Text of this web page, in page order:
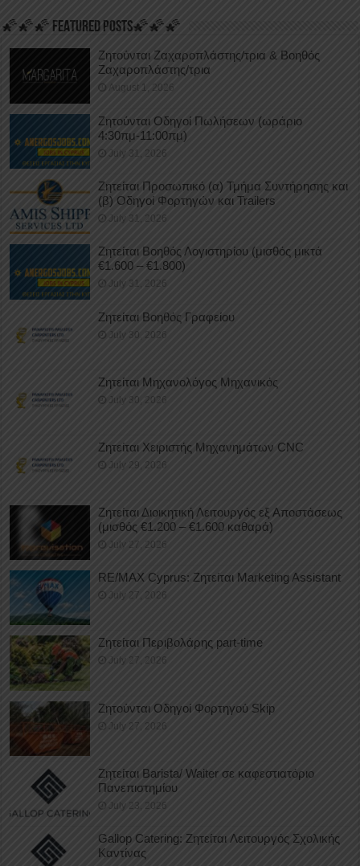
🌠🌠🌠 FEATURED POSTS🌠🌠🌠
Ζητούνται Ζαχαροπλάστης/τρια & Βοηθός
Ζαχαροπλάστης/τρια
August 1, 2026
Ζητούνται Οδηγοί Πωλήσεων (ωράριο
4:30πμ-11:00πμ)
July 31, 2026
Ζητείται Προσωπικό (α) Τμήμα Συντήρησης και
(β) Οδηγοί Φορτηγών και Trailers
July 31, 2026
Ζητείται Βοηθός Λογιστηρίου (μισθός μικτά
€1.600 – €1.800)
July 31, 2026
Ζητείται Βοηθός Γραφείου
July 30, 2026
Ζητείται Μηχανολόγος Μηχανικός
July 30, 2026
Ζητείται Χειριστής Μηχανημάτων CNC
July 29, 2026
Ζητείται Διοικητική Λειτουργός εξ Αποστάσεως
(μισθός €1.200 – €1.600 καθαρά)
July 27, 2026
RE/MAX Cyprus: Ζητείται Marketing Assistant
July 27, 2026
Ζητείται Περιβολάρης part-time
July 27, 2026
Ζητούνται Οδηγοί Φορτηγού Skip
July 27, 2026
Ζητείται Barista/ Waiter σε καφεστιατόριο
Πανεπιστημίου
July 23, 2026
Gallop Catering: Ζητείται Λειτουργός Σχολικής
Καντίνας